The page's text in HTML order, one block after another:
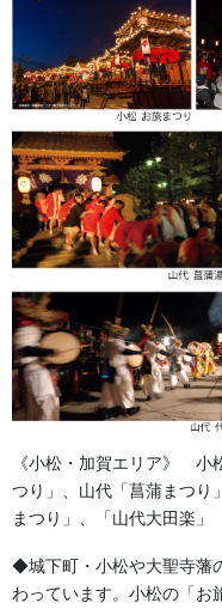
カテゴリー 祭り前掛
足袋,腹掛・股引、手拭
加賀獅子尻尾 赤 1ｋ
2023/10/06
《小松・加賀エリア》 小
つり」、山代「菖蒲まつり
まつり」、「山代大田楽」
◆城下町・小松や大聖寺藩
わっています。小松の「お